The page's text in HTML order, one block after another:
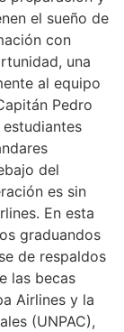
el sueño de
con
una
al equipo
Pedro
del
es sin
En esta
graduandos
de respaldos
las becas
Airlines y la
(UNPAC),